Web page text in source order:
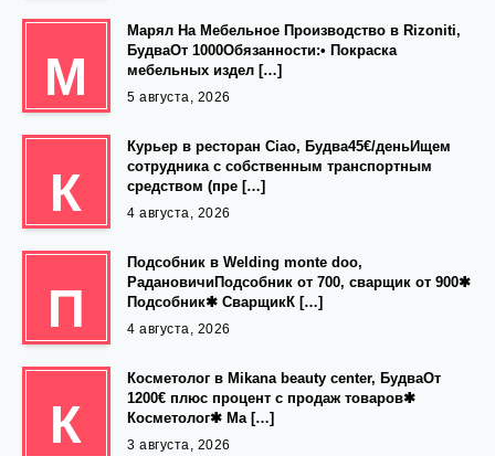
М
Марял На Мебельное Производство в Rizoniti,
БудваОт 1000Обязанности:• Покраска
мебельных издел […]
5 августа, 2026
К
Курьер в ресторан Ciao, Будва45€/деньИщем
сотрудника с собственным транспортным
средством (пре […]
4 августа, 2026
П
Подсобник в Welding monte doo,
РадановичиПодсобник от 700, сварщик от 900✱
Подсобник✱ СварщикК […]
4 августа, 2026
К
Косметолог в Mikana beauty center, БудваОт
1200€ плюс процент с продаж товаров✱
Косметолог✱ Ма […]
3 августа, 2026